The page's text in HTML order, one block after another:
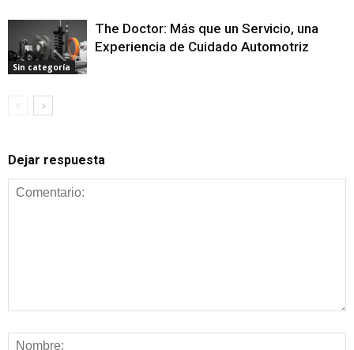
Sin categoría
The Doctor: Más que un Servicio, una
Experiencia de Cuidado Automotriz
Dejar respuesta